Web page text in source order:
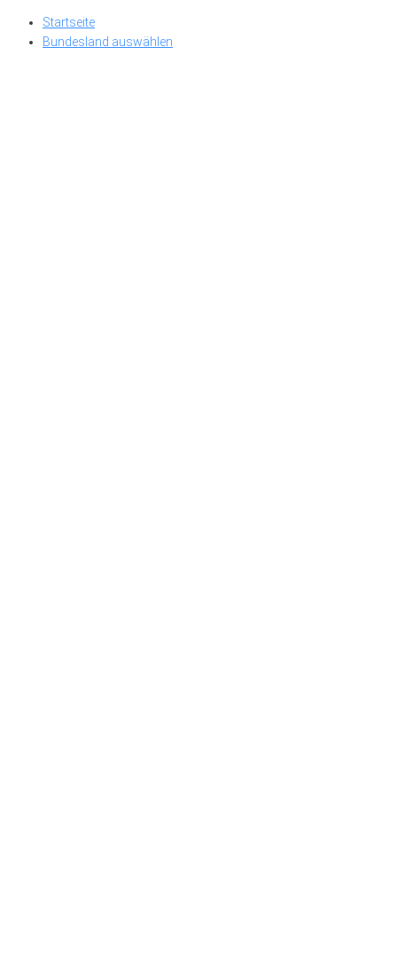
Skip
Startseite
Bundesland auswählen